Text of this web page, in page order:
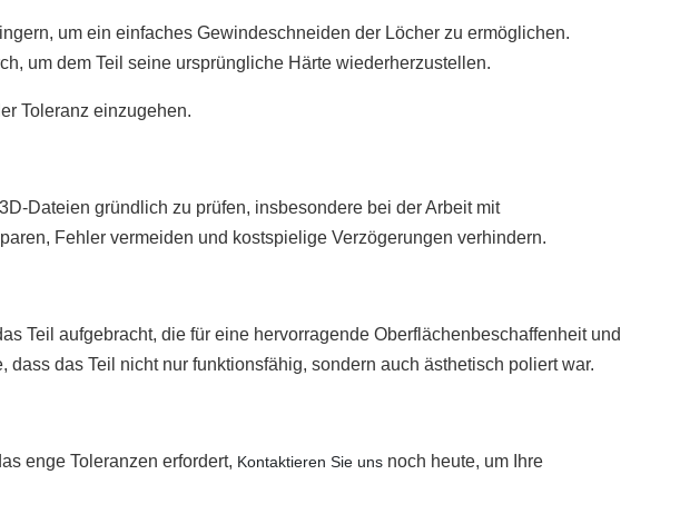
um ein einfaches Gewindeschneiden der Löcher zu ermöglichen.
um dem Teil seine ursprüngliche Härte wiederherzustellen.
Toleranz einzugehen.
Dateien gründlich zu prüfen, insbesondere bei der Arbeit mit
Fehler vermeiden und kostspielige Verzögerungen verhindern.
Teil aufgebracht, die für eine hervorragende Oberflächenbeschaffenheit und
das Teil nicht nur funktionsfähig, sondern auch ästhetisch poliert war.
enge Toleranzen erfordert, Kontaktieren Sie uns noch heute, um Ihre